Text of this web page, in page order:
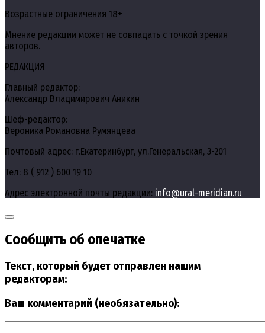
Возрастные ограничения 18+
Мнение редакции может не совпадать с точкой зрения
авторов.
РЕДАКЦИЯ
Главный редактор:
Александр Владимирович Аникин
Шеф-редактор:
Вероника Романовна Румянцева
Почтовый адрес: г.Екатеринбург, ул.Генеральская, 3-201
Тел: 8 ( 912 ) 600 19 10
Адрес электронной почты редакции: info@ural-meridian.ru
Сообщить об опечатке
Текст, который будет отправлен нашим
редакторам:
Ваш комментарий (необязательно):